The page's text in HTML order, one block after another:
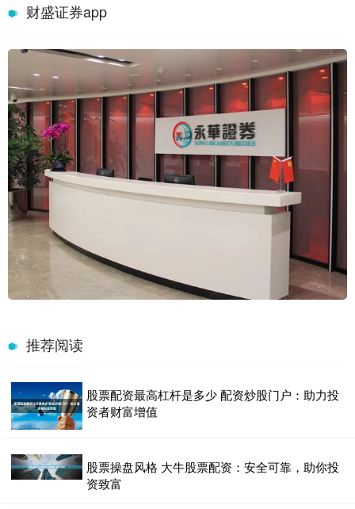
财盛证券app
推荐阅读
股票配资最高杠杆是多少 配资炒股门户：助力投
资者财富增值
股票操盘风格 大牛股票配资：安全可靠，助你投
资致富